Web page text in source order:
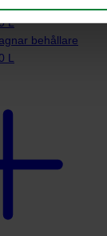
L
behållare
L